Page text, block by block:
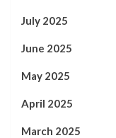
July 2025
June 2025
May 2025
April 2025
March 2025